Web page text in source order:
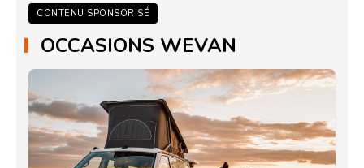
CONTENU SPONSORISÉ
OCCASIONS WEVAN